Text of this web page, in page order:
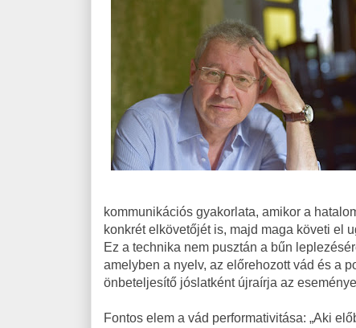
kommunikációs gyakorlata, amikor a
konkrét elkövetőjét is, majd maga követi el
Ez a technika nem pusztán a bűn
amelyben a nyelv, az előrehozott vád és a
önbeteljesítő jóslatként újraírja az
Fontos elem a vád performativitása: „Aki